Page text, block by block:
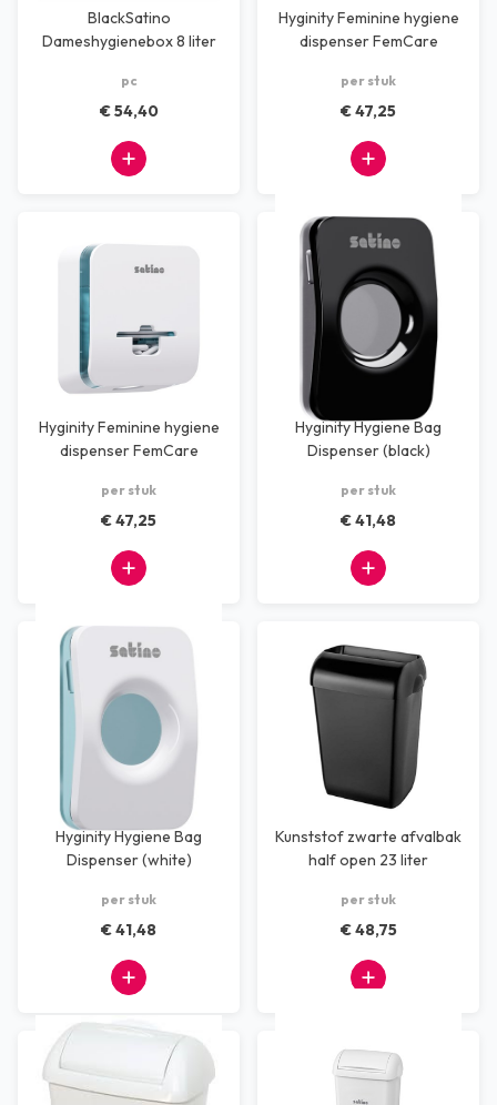
BlackSatino
Dameshygienebox 8 liter
pc
€ 54,40
Hyginity Feminine hygiene
dispenser FemCare
per stuk
€ 47,25
Hyginity Feminine hygiene
dispenser FemCare
per stuk
€ 47,25
Hyginity Hygiene Bag
Dispenser (black)
per stuk
€ 41,48
Hyginity Hygiene Bag
Dispenser (white)
per stuk
€ 41,48
Kunststof zwarte afvalbak
half open 23 liter
per stuk
€ 48,75